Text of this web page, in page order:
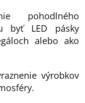
pohodlného
byť LED pásky
alebo ako
výrobkov